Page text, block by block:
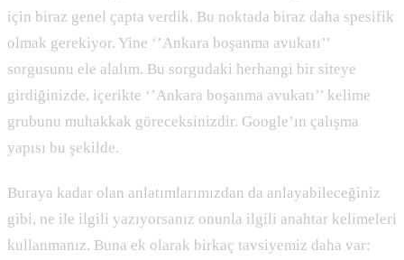
için biraz genel çapta verdik. Bu noktada biraz daha spesifik
olmak gerekiyor. Yine ‘’Ankara boşanma avukatı’’
sorgusunu ele alalım. Bu sorgudaki herhangi bir siteye
girdiğinizde, içerikte ‘’Ankara boşanma avukatı’’ kelime
grubunu muhakkak göreceksinizdir. Google’ın çalışma
yapısı bu şekilde.
Buraya kadar olan anlatımlarımızdan da anlayabileceğiniz
gibi, ne ile ilgili yazıyorsanız onunla ilgili anahtar kelimeleri
kullanmanız. Buna ek olarak birkaç tavsiyemiz daha var: